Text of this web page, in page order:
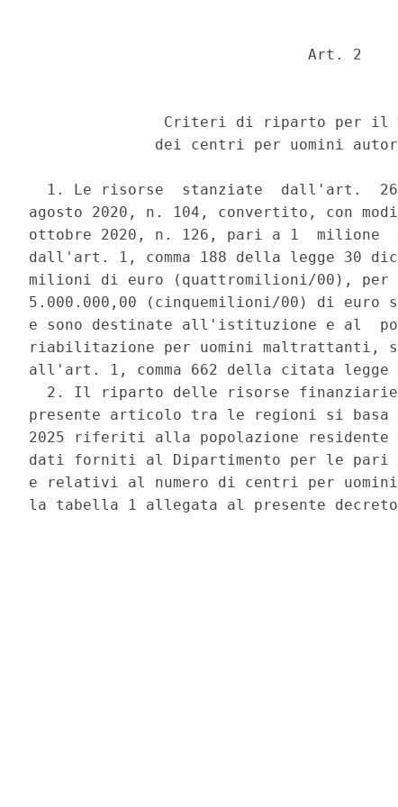
                               Art. 2
Criteri di riparto per il
dei centri per uomini
1. Le risorse  stanziate  dall'art.
agosto 2020, n. 104, convertito, con
ottobre 2020, n. 126, pari a 1  milione
dall'art. 1, comma 188 della legge 30
milioni di euro (quattromilioni/00), per
5.000.000,00 (cinquemilioni/00) di
e sono destinate all'istituzione e al
riabilitazione per uomini maltrattanti,
all'art. 1, comma 662 della citata legge
2. Il riparto delle risorse
presente articolo tra le regioni si
2025 riferiti alla popolazione
dati forniti al Dipartimento per le pari
e relativi al numero di centri per